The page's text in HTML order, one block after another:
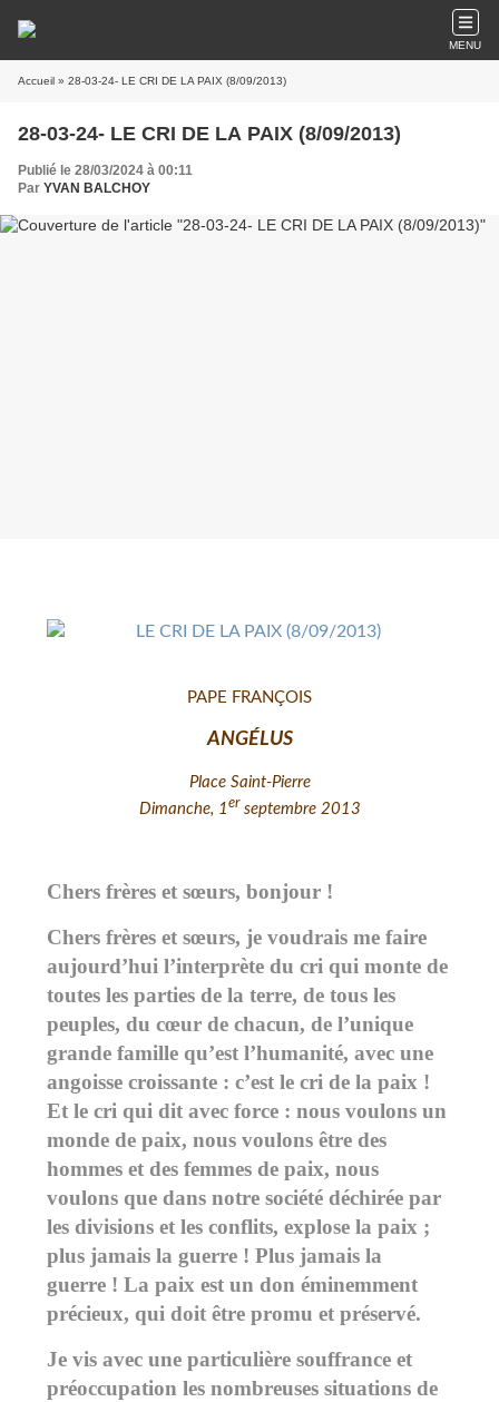
MENU
Accueil » 28-03-24- LE CRI DE LA PAIX (8/09/2013)
28-03-24- LE CRI DE LA PAIX (8/09/2013)
Publié le 28/03/2024 à 00:11
Par YVAN BALCHOY
PAPE FRANÇOIS
ANGÉLUS
Place Saint-Pierre
Dimanche, 1er septembre 2013
Chers frères et sœurs, bonjour !
Chers frères et sœurs, je voudrais me faire
aujourd’hui l’interprète du cri qui monte de
toutes les parties de la terre, de tous les
peuples, du cœur de chacun, de l’unique
grande famille qu’est l’humanité, avec une
angoisse croissante : c’est le cri de la paix !
Et le cri qui dit avec force : nous voulons un
monde de paix, nous voulons être des
hommes et des femmes de paix, nous
voulons que dans notre société déchirée par
les divisions et les conflits, explose la paix ;
plus jamais la guerre ! Plus jamais la
guerre ! La paix est un don éminemment
précieux, qui doit être promu et préservé.
Je vis avec une particulière souffrance et
préoccupation les nombreuses situations de